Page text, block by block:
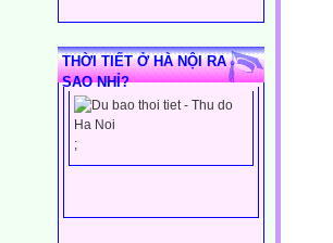
THỜI TIẾT Ở HÀ NỘI RA
SAO NHỈ?
;